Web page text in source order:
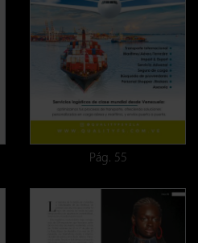
Pág. 55